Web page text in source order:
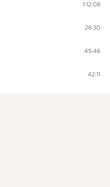
1:12:08
26:30
45:46
42:11